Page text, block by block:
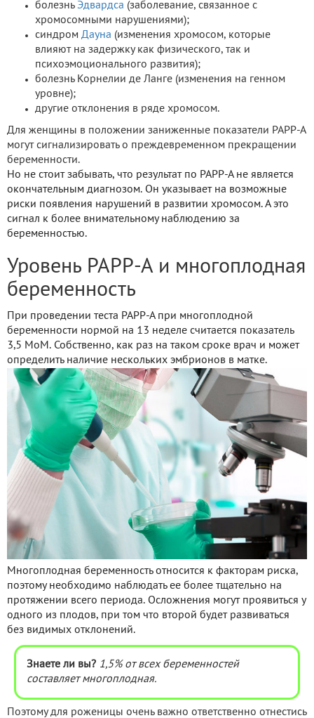
болезнь Эдвардса (заболевание, связанное с
хромосомными нарушениями);
синдром Дауна (изменения хромосом, которые
влияют на задержку как физического, так и
психоэмоционального развития);
болезнь Корнелии де Ланге (изменения на генном
уровне);
другие отклонения в ряде хромосом.
Для женщины в положении заниженные показатели РАРР-А
могут сигнализировать о преждевременном прекращении
беременности.
Но не стоит забывать, что результат по РАРР-А не является
окончательным диагнозом. Он указывает на возможные
риски появления нарушений в развитии хромосом. А это
сигнал к более внимательному наблюдению за
беременностью.
Уровень РАРР-А и многоплодная
беременность
При проведении теста РАРР-А при многоплодной
беременности нормой на 13 неделе считается показатель
3,5 МоМ. Собственно, как раз на таком сроке врач и может
определить наличие нескольких эмбрионов в матке.
Многоплодная беременность относится к факторам риска,
поэтому необходимо наблюдать ее более тщательно на
протяжении всего периода. Осложнения могут проявиться у
одного из плодов, при том что второй будет развиваться
без видимых отклонений.
Знаете ли вы? 1,5% от всех беременностей
составляет многоплодная.
Поэтому для роженицы очень важно ответственно отнестись